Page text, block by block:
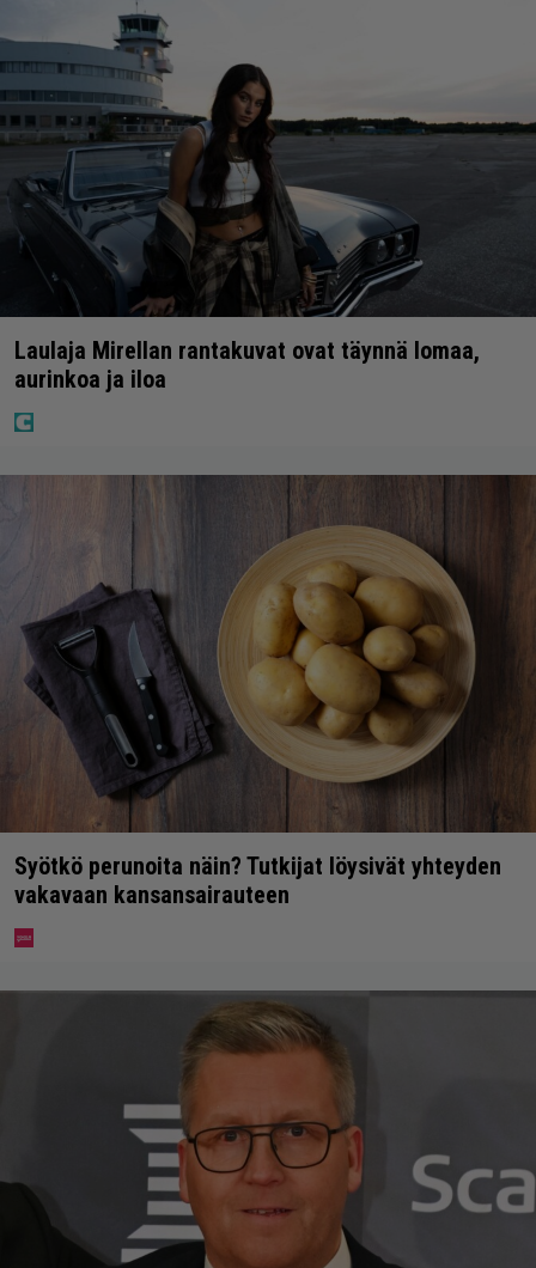
Laulaja Mirellan rantakuvat ovat täynnä lomaa,
aurinkoa ja iloa
Syötkö perunoita näin? Tutkijat löysivät yhteyden
vakavaan kansansairauteen